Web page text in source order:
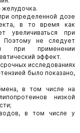
определенной дозе
в то время как
увеличиваться при
Поэтому не следует
при применении
эффект.
исследованиях
было показано,
в том числе на
низкой
в том числе у